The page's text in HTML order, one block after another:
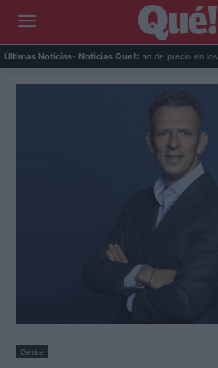
Últimas Noticias- Noticias Que!:
Los alimentos que más bajan de precio en los super...
Gente